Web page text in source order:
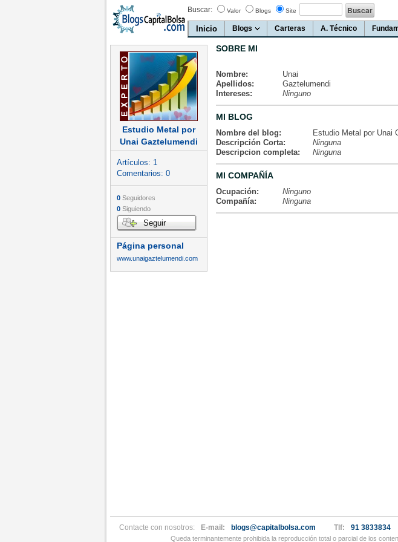
Buscar: Valor Blogs Site
Inicio Blogs Carteras A. Técnico
Estudio Metal por
Unai Gaztelumendi
Artículos: 1
Comentarios: 0
0 Seguidores
0 Siguiendo
Seguir
Página personal
www.unaigaztelumendi.com
SOBRE MI
Nombre:
Unai
Apellidos:
Gaztelumendi
Intereses:
Ninguno
MI BLOG
Nombre del blog:
Estudio Metal por Unai
Descripción Corta:
Ninguna
Descripcion completa:
Ninguna
MI COMPAÑÍA
Ocupación:
Ninguno
Compañía:
Ninguna
Contacte con nosotros: E-mail: blogs@capitalbolsa.com Tlf: 91 3833834
Queda terminantemente prohibida la reproducción total o parcial de los